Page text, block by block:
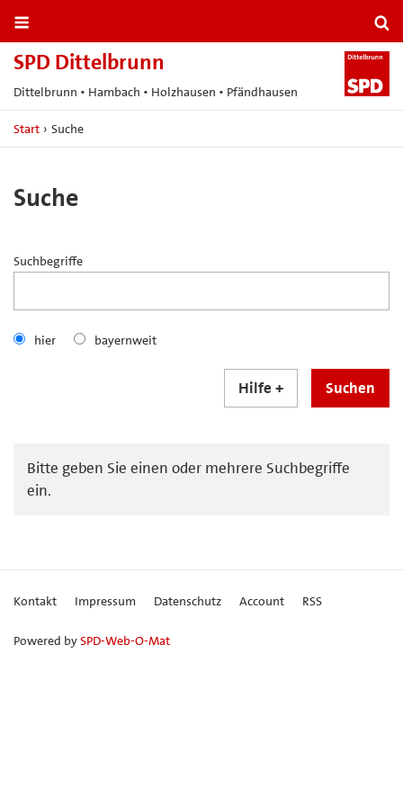
SPD Dittelbrunn
Dittelbrunn • Hambach • Holzhausen • Pfändhausen
Start › Suche
Suche
Suchbegriffe
hier bayernweit
Hilfe Suchen
Bitte geben Sie einen oder mehrere Suchbegriffe
ein.
Kontakt Impressum Datenschutz Account RSS
Powered bySPD-Web-O-Mat